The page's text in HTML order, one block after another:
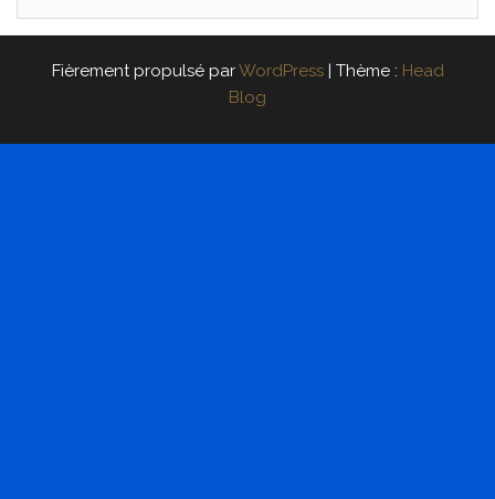
Fièrement propulsé parWordPress | Thème : Head
Blog